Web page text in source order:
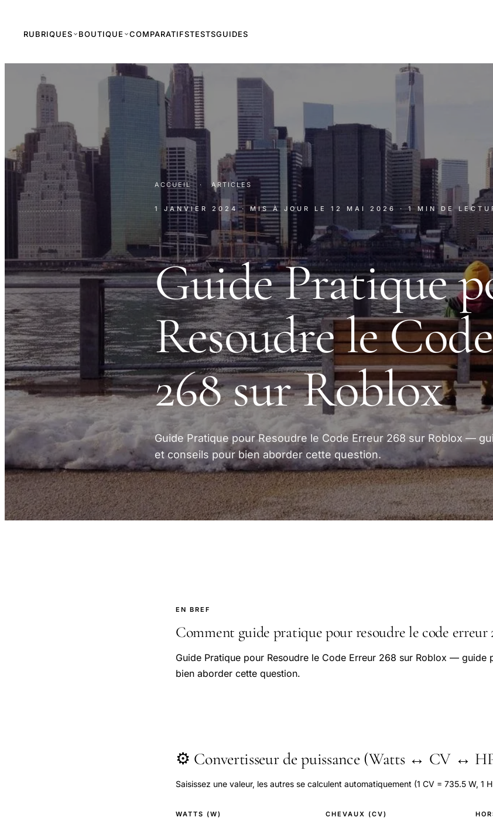
RUBRIQUES BOUTIQUE COMPARATIFSTESTSGUIDES
ACCUEIL · ARTICLES
1 JANVIER 2024 · MIS À JOUR LE 12 MAI 2026 · 1 MIN DE
Guide Pratique
Resoudre le
268 sur Roblox
Guide Pratique pour Resoudre le Code Erreur 268 sur Roblox —
et conseils pour bien aborder cette question.
EN BREF
Comment guide pratique pour resoudre le code erreur
Guide Pratique pour Resoudre le Code Erreur 268 sur Roblox — guide
bien aborder cette question.
⚙️ Convertisseur de puissance (Watts ↔ CV ↔
Saisissez une valeur, les autres se calculent automatiquement (1 CV = 735.5 W, 1
WATTS (W) CHEVAUX (CV)